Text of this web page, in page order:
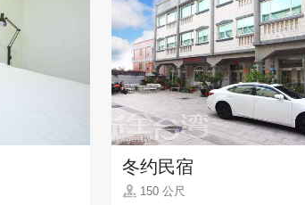
冬约民宿
150 公尺